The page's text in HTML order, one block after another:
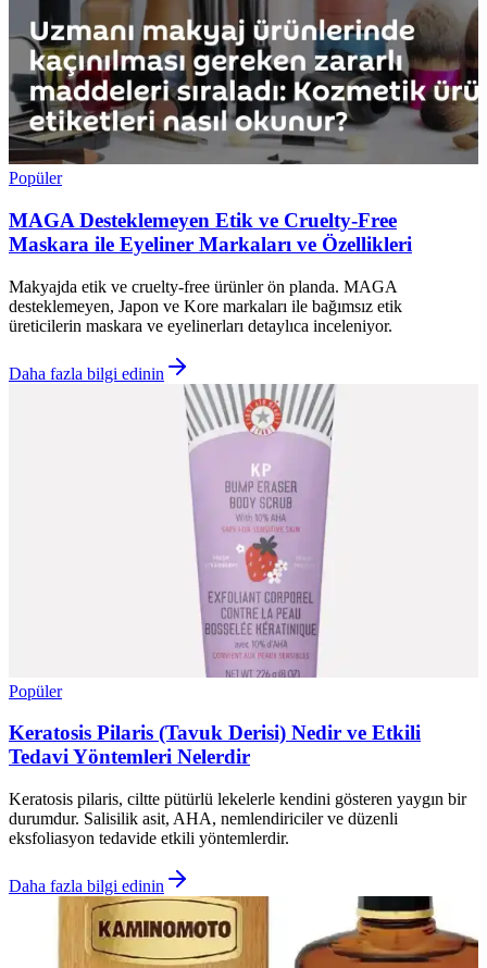
Popüler
MAGA Desteklemeyen Etik ve Cruelty-Free
Maskara ile Eyeliner Markaları ve Özellikleri
Makyajda etik ve cruelty-free ürünler ön planda. MAGA
desteklemeyen, Japon ve Kore markaları ile bağımsız etik
üreticilerin maskara ve eyelinerları detaylıca inceleniyor.
Daha fazla bilgi edinin
Popüler
Keratosis Pilaris (Tavuk Derisi) Nedir ve Etkili
Tedavi Yöntemleri Nelerdir
Keratosis pilaris, ciltte pütürlü lekelerle kendini gösteren yaygın bir
durumdur. Salisilik asit, AHA, nemlendiriciler ve düzenli
eksfoliasyon tedavide etkili yöntemlerdir.
Daha fazla bilgi edinin